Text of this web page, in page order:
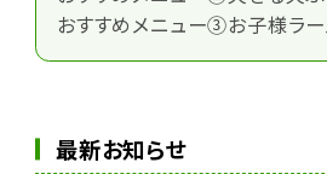
おすすめメニュー③お子様ラ
最新お知らせ